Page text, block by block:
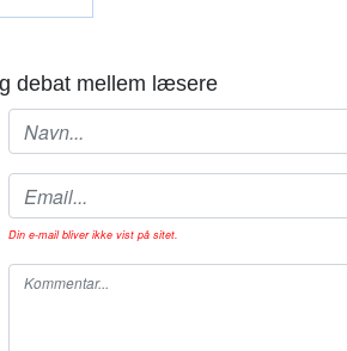
debat mellem læsere
Din e-mail bliver ikke vist på sitet.